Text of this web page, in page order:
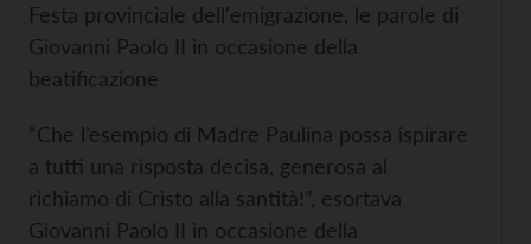
Festa provinciale dell'emigrazione, le parole di
Giovanni Paolo II in occasione della
beatificazione
“Che l’esempio di Madre Paulina possa ispirare
a tutti una risposta decisa, generosa al
richiamo di Cristo alla santità!”, esortava
Giovanni Paolo II in occasione della